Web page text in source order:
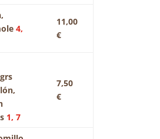
4,
11,00
€
1, 7
7,50
€